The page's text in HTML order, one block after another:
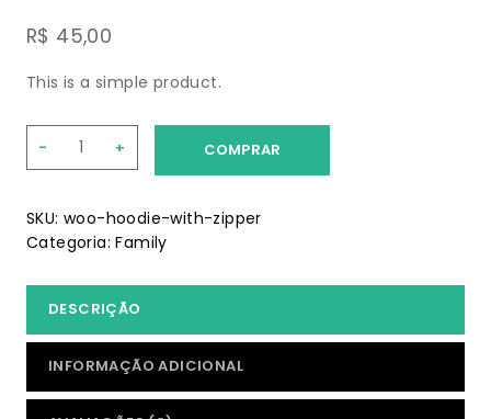
R$ 45,00
This is a simple product.
COMPRAR
SKU: woo-hoodie-with-zipper
Categoria:Family
DESCRIÇÃO
INFORMAÇÃO ADICIONAL